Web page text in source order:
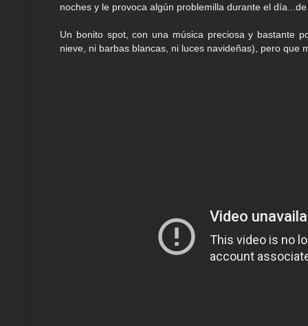
noches y le provoca algún problemilla durante el
Un bonito spot, con una música preciosa y bastante
nieve, ni barbas blancas, ni luces navideñas), pero que